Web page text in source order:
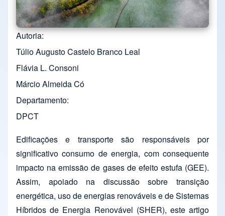
Autoria
Túlio Augusto Castelo Branco Leal
Flávia L. Consoni
Márcio Almeida Có
Departamento
DPCT
Edificações e transporte são responsáveis por
significativo consumo de energia, com consequente
impacto na emissão de gases de efeito estufa (GEE).
Assim, apoiado na discussão sobre transição
energética, uso de energias renováveis e de Sistemas
Híbridos de Energia Renovável (SHER), este artigo